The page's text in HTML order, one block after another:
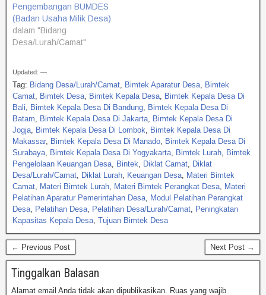
Pengembangan BUMDES
(Badan Usaha Milik Desa)
dalam "Bidang
Desa/Lurah/Camat"
Updated: —
Tag: Bidang Desa/Lurah/Camat, Bimtek Aparatur Desa, Bimtek
Camat, Bimtek Desa, Bimtek Kepala Desa, Bimtek Kepala Desa Di
Bali, Bimtek Kepala Desa Di Bandung, Bimtek Kepala Desa Di
Batam, Bimtek Kepala Desa Di Jakarta, Bimtek Kepala Desa Di
Jogja, Bimtek Kepala Desa Di Lombok, Bimtek Kepala Desa Di
Makassar, Bimtek Kepala Desa Di Manado, Bimtek Kepala Desa Di
Surabaya, Bimtek Kepala Desa Di Yogyakarta, Bimtek Lurah, Bimtek
Pengelolaan Keuangan Desa, Bintek, Diklat Camat, Diklat
Desa/Lurah/Camat, Diklat Lurah, Keuangan Desa, Materi Bimtek
Camat, Materi Bimtek Lurah, Materi Bimtek Perangkat Desa, Materi
Pelatihan Aparatur Pemerintahan Desa, Modul Pelatihan Perangkat
Desa, Pelatihan Desa, Pelatihan Desa/Lurah/Camat, Peningkatan
Kapasitas Kepala Desa, Tujuan Bimtek Desa
← Previous Post Next Post →
Tinggalkan Balasan
Alamat email Anda tidak akan dipublikasikan. Ruas yang wajib